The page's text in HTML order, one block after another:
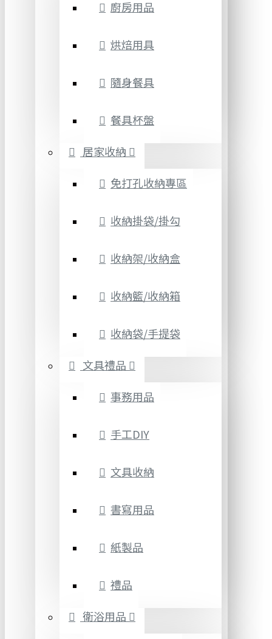
廚房用品
烘焙用具
隨身餐具
餐具杯盤
居家收納
免打孔收納專區
收納掛袋/掛勾
收納架/收納盒
收納籃/收納箱
收納袋/手提袋
文具禮品
事務用品
手工DIY
文具收納
書寫用品
紙製品
禮品
衛浴用品